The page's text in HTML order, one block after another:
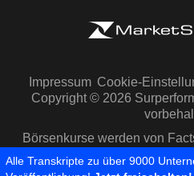
Impressum Cookie-
Copyright © 2026
Börsenkurse werden von
Capital IQ zur
Alle Transkripte zu über 9000